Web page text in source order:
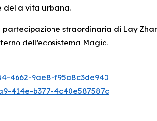
della vita urbana.
straordinaria di Lay
dell’ecosistema Magic.
4662-9ae8-f95a8c3de940
414e-b377-4c40e587587c